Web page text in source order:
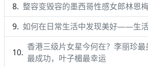
整容变毁容的墨西哥性感女郎林恩
如何在日常生活中发现美好——生
香港三级片女星今何在？李丽珍
最成功，叶子楣最幸运